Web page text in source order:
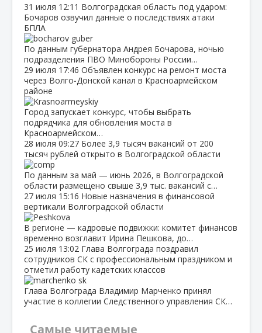
31 июля 12:11 Волгоградская область под ударом:
Бочаров озвучил данные о последствиях атаки
БПЛА
По данным губернатора Андрея Бочарова, ночью
подразделения ПВО Минобороны России…
29 июля 17:46 Объявлен конкурс на ремонт моста
через Волго‑Донской канал в Красноармейском
районе
Город запускает конкурс, чтобы выбрать
подрядчика для обновления моста в
Красноармейском…
28 июля 09:27 Более 3,9 тысяч вакансий от 200
тысяч рублей открыто в Волгоградской области
По данным за май — июнь 2026, в Волгоградской
области размещено свыше 3,9 тыс. вакансий с…
27 июля 15:16 Новые назначения в финансовой
вертикали Волгоградской области
В регионе — кадровые подвижки: комитет финансов
временно возглавит Ирина Пешкова, до…
25 июля 13:02 Глава Волгограда поздравил
сотрудников СК с профессиональным праздником и
отметил работу кадетских классов
Глава Волгограда Владимир Марченко принял
участие в коллегии Следственного управления СК…
Самые читаемые